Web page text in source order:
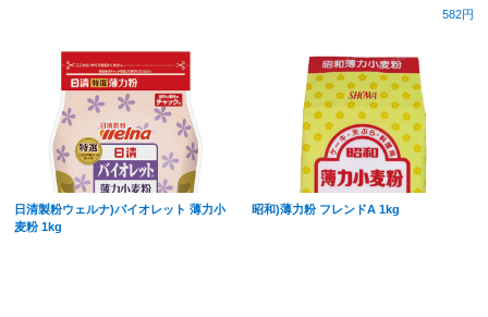
582円
日清製粉ウェルナ)バイオレット 薄力小
麦粉 1kg
昭和)薄力粉 フレンドA 1kg